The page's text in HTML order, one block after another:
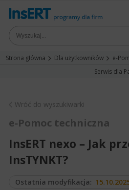
Strona główna Dla użytkowników
e-
Serwis dla
Wróć do wyszukiwarki
e-Pomoc techniczna
InsERT nexo – Jak
InsTYNKT?
Ostatnia modyfikacja: